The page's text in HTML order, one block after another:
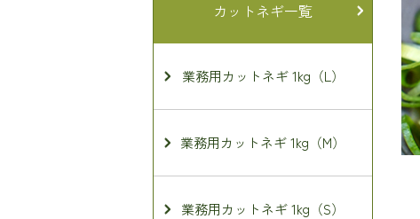
カットネギ一覧
業務用カットネギ 1kg（L）
業務用カットネギ 1kg（M）
業務用カットネギ 1kg（S）